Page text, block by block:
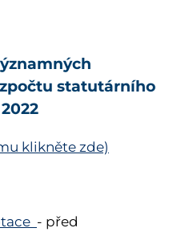
statutárního
klikněte zde)
- před